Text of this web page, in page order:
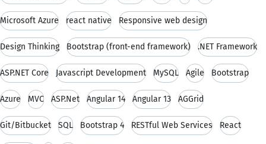
Microsoft Azure react native Responsive web design
Design Thinking Bootstrap (front-end framework) .NET Framework
ASP.NET Core Javascript Development MySQL Agile Bootstrap
Azure MVC ASP.Net Angular 14 Angular 13 AGGrid
Git/Bitbucket SQL Bootstrap 4 RESTful Web Services React